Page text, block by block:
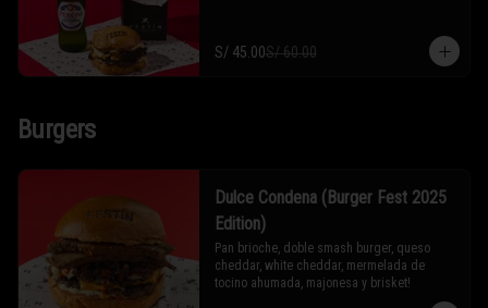
S/ 45.00S/ 60.00
Burgers
Dulce Condena (Burger Fest 2025
Edition)
Pan brioche, doble smash burger, queso
cheddar, white cheddar, mermelada de
tocino ahumada, majonesa y brisket!